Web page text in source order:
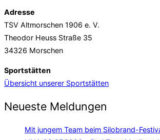
Adresse
TSV Altmorschen 1906 e. V.
Theodor Heuss Straße 35
34326 Morschen
Sportstätten
Übersicht unserer Sportstätten
Neueste Meldungen
Mit jungem Team beim Silobrand-